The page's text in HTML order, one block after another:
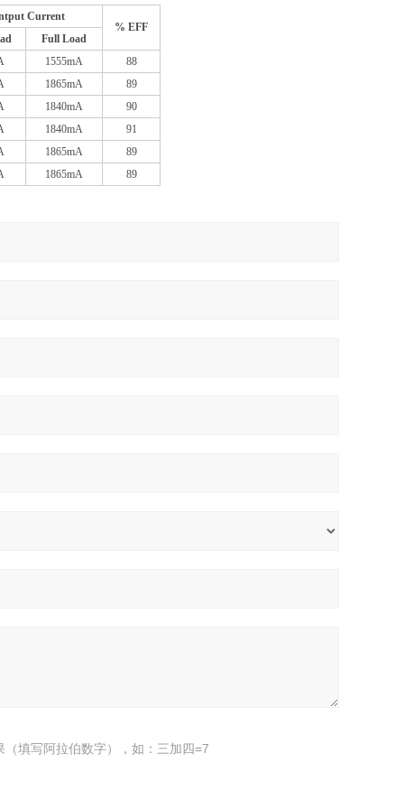
Current
% EFF
Full Load
1555mA
88
1865mA
89
1840mA
90
1840mA
91
1865mA
89
1865mA 89
（填写阿拉伯数字），如：三加四=7